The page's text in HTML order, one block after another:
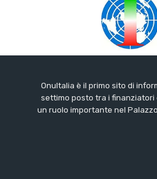
OnuItalia è il primo sito di
settimo posto tra i finanziatori
un ruolo importante nel